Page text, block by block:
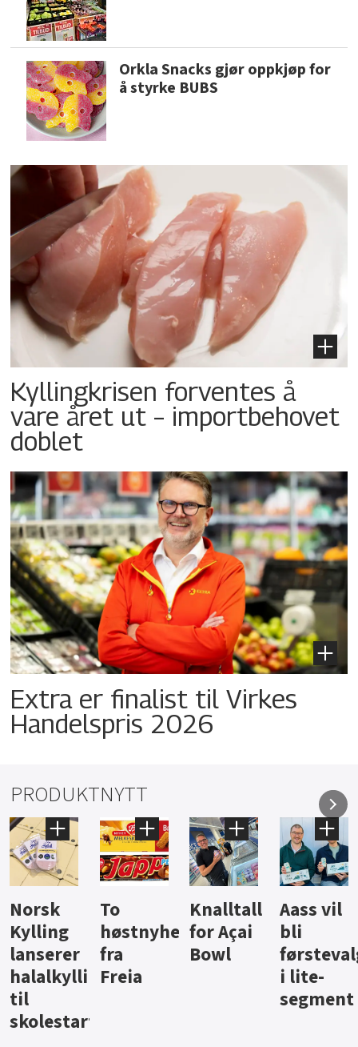
Orkla Snacks gjør oppkjøp for
å styrke BUBS
Kyllingkrisen forventes å
vare året ut – importbehovet
doblet
Extra er finalist til Virkes
Handelspris 2026
PRODUKTNYTT
Knalltall
for Açai
Bowl
Aass vil
bli
førstevalg
i lite-
Brus og
jus fra
Berentsen
Hard
iste fra
Hansa